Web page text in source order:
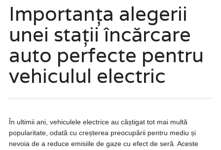
Importanța alegerii
unei stații încărcare
auto perfecte pentru
vehiculul electric
În ultimii ani, vehiculele electrice au câștigat tot mai multă
popularitate, odată cu creșterea preocupării pentru mediu și
nevoia de a reduce emisiile de gaze cu efect de seră. Aceste